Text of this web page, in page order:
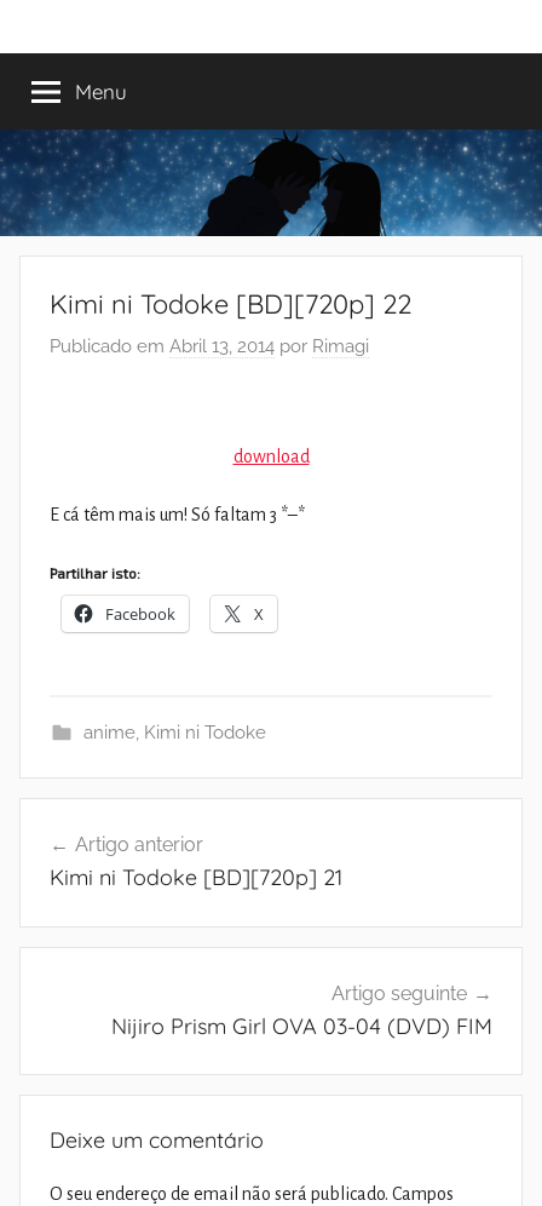
paraMundo
do
Shoujo
anos
a
trazer-
romances
Menu
Kimi ni Todoke [BD][720p] 22
Publicado em Abril 13, 2014 por Rimagi
download
E cá têm mais um! Só faltam 3 *–*
Partilhar isto:
Facebook X
anime, Kimi ni Todoke
de
Artigo anterior
Kimi ni Todoke [BD][720p] 21
Artigo seguinte
Nijiro Prism Girl OVA 03-04 (DVD) FIM
Deixe um comentário
O seu endereço de email não será publicado. Campos